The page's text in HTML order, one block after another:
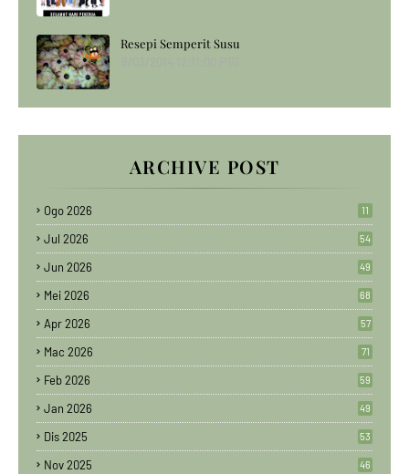
Resepi Semperit Susu
ARCHIVE POST
Ogo 2026 11
Jul 2026 54
Jun 2026 49
Mei 2026 68
Apr 2026 57
Mac 2026 71
Feb 2026 59
Jan 2026 49
Dis 2025 53
Nov 2025 46